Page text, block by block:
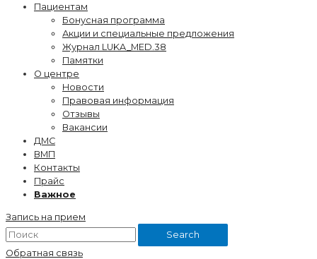
Пациентам
Бонусная программа
Акции и специальные предложения
Журнал LUKA_MED.38
Памятки
О центре
Новости
Правовая информация
Отзывы
Вакансии
ДМС
ВМП
Контакты
Прайс
Важное
Запись на прием
Search
Обратная связь